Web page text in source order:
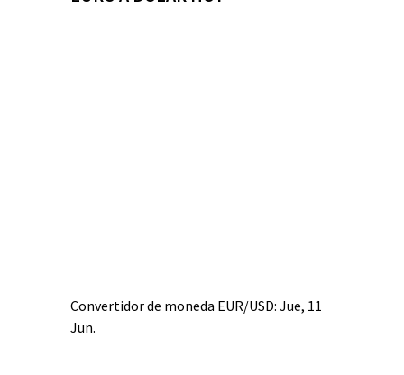
Convertidor de moneda EUR/USD: Jue, 11
Jun.